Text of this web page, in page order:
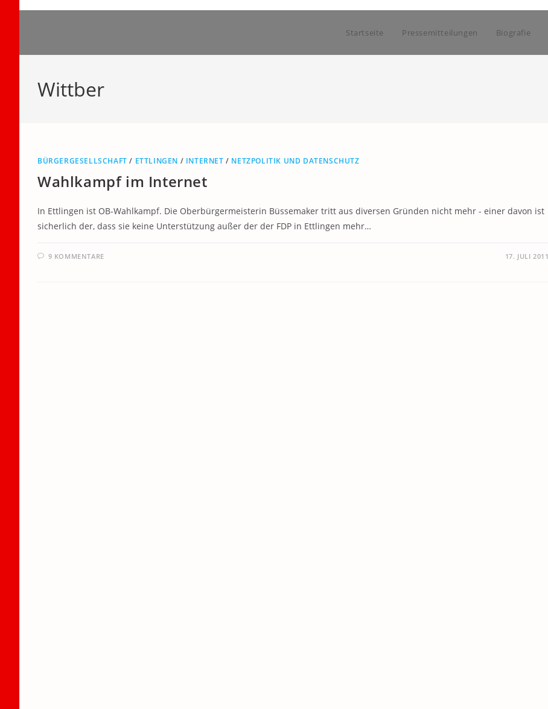
Startseite Pressemitteilungen Biografie
Wittber
BÜRGERGESELLSCHAFT / ETTLINGEN / INTERNET / NETZPOLITIK UND DATENSCHUTZ
Wahlkampf im Internet
In Ettlingen ist OB-Wahlkampf. Die Oberbürgermeisterin Büssemaker tritt aus diversen Gründen nicht mehr - einer davon ist
sicherlich der, dass sie keine Unterstützung außer der der FDP in Ettlingen mehr…
9 KOMMENTARE 17. JULI 2011